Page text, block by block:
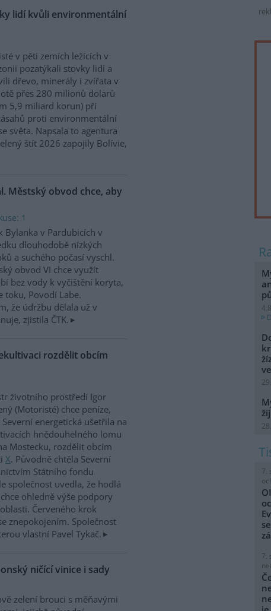
lidí kvůli environmentální
v pěti zemích ležících v
pozatýkali stovky lidí a
dřevo, minerály i zvířata v
přes 280 milionů dolarů
5,9 miliard korun) při
proti environmentální
světa. Napsala to agentura
štít 2026 zapojily Bolívie,
Městský obvod chce, aby
1
Bylanka v Pardubicích v
dlouhodobě nízkých
a suchého počasí vyschl.
obvod VI chce využít
bez vody k vyčištění koryta,
toku, Povodí Labe.
že údržbu dělala už v
zjistila ČTK.
rozdělit obcím
životního prostředí Igor
(Motoristé) chce peníze,
Severní energetická ušetřila na
hnědouhelného lomu
Mostecku, rozdělit obcím
X. Původně chtěla Severní
Státního fondu
společnost uvedla, že hodlá
ohledně výše podpory
Červeného krok
znepokojením. Společnost
vlastní Pavel Tykač.
ničící vinice i sady
zelení brouci s měňavými
7.
7.